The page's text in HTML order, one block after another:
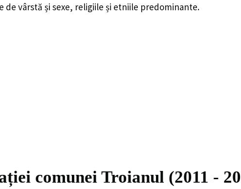
vârstă și sexe, religiile și etniile predominante.
comunei Troianul (2011 -